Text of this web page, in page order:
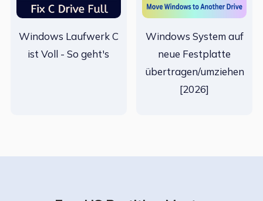
Windows Laufwerk C
ist Voll - So geht's
Windows System auf
neue Festplatte
übertragen/umziehen
[2026]